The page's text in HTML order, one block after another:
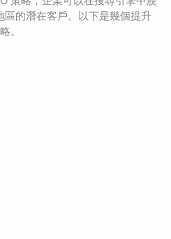
的潛在客戶。以下是幾個提升
。